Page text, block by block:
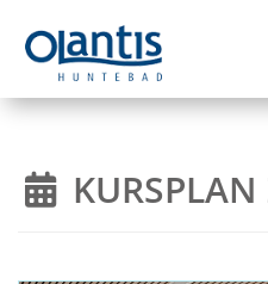
KURSPLAN